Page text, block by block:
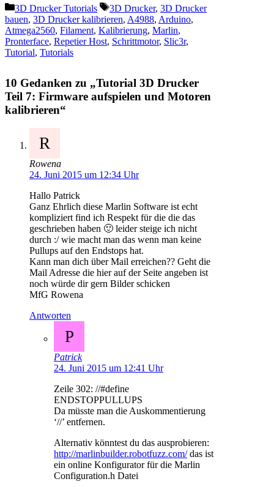
Kategorien
3D Drucker Tutorials Schlagwörter
3D Drucker, 3D Drucker
bauen, 3D Drucker kalibrieren, A4988, Arduino,
Atmega2560, Filament, Kalibrierung, Marlin,
Pronterface, Repetier Host, Schrittmotor, Slic3r,
Tutorial, Tutorials
10 Gedanken zu „Tutorial 3D Drucker
Teil 7: Firmware aufspielen und Motoren
kalibrieren“
R
Rowena
24. Juni 2015 um 12:34 Uhr
Hallo Patrick
Ganz Ehrlich diese Marlin Software ist echt
kompliziert find ich Respekt für die die das
geschrieben haben 🙂 leider steige ich nicht
durch :/ wie macht man das wenn man keine
Pullups auf den Endstops hat.
Kann man dich über Mail erreichen?? Geht die
Mail Adresse die hier auf der Seite angeben ist
noch würde dir gern Bilder schicken
MfG Rowena
Antworten
P
Patrick
24. Juni 2015 um 12:41 Uhr
Zeile 302: //#define
ENDSTOPPULLUPS
Da müsste man die Auskommentierung
‘//’ entfernen.
Alternativ könntest du das ausprobieren:
http://marlinbuilder.robotfuzz.com/das ist
ein online Konfigurator für die Marlin
Configuration.h Datei